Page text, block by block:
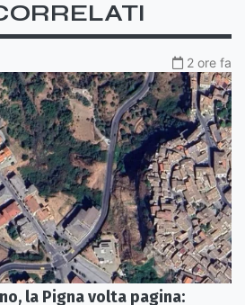
2 ore fa
la Pigna volta pagina: